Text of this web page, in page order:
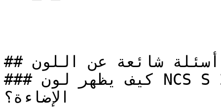
## أسئلة شائعة عن اللون
### كيف يظهر لون NCS S 2040-R80B في الغرف مع
الإضاءة؟